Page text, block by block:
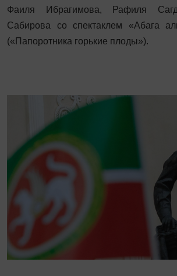
Фаиля Ибрагимова, Рафиля
Сабирова со спектаклем «Абага
(«Папоротника горькие плоды»).